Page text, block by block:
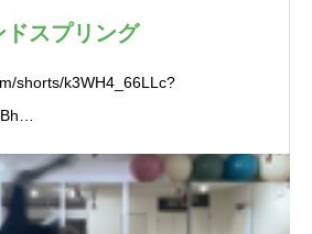
ドスプリング
shorts/k3WH4_66LLc?